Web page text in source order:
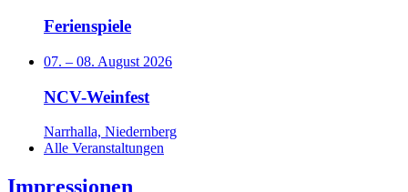
Ferienspiele
07. – 08. August 2026
NCV-Weinfest
Narrhalla, Niedernberg
Alle Veranstaltungen
Impressionen